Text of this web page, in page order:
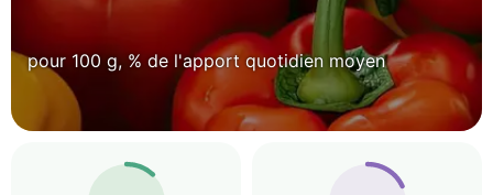
pour 100 g, % de l'apport quotidien moyen